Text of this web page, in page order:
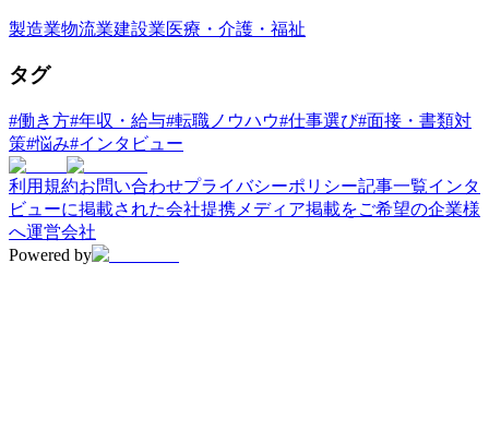
製造業物流業建設業医療・介護・福祉
タグ
#働き方#年収・給与#転職ノウハウ#仕事選び#面接・書類対
策#悩み#インタビュー
利用規約お問い合わせプライバシーポリシー記事一覧インタ
ビューに掲載された会社提携メディア掲載をご希望の企業様
へ運営会社
Powered by